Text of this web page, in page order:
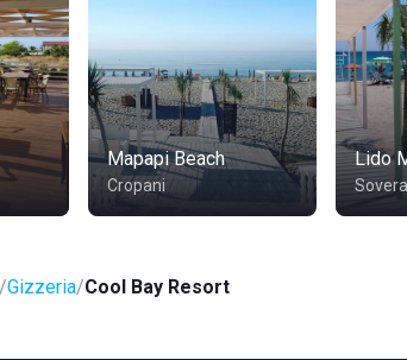
Mapapi Beach
Cropani
Lido
Gizzeria Cool Bay Resort